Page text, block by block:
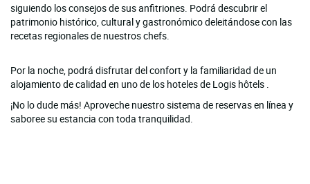
siguiendo los consejos de sus anfitriones. Podrá descubrir el
patrimonio histórico, cultural y gastronómico deleitándose con las
recetas regionales de nuestros chefs.
Por la noche, podrá disfrutar del confort y la familiaridad de un
alojamiento de calidad en uno de los hoteles de Logis hôtels .
¡No lo dude más! Aproveche nuestro sistema de reservas en línea y
saboree su estancia con toda tranquilidad.